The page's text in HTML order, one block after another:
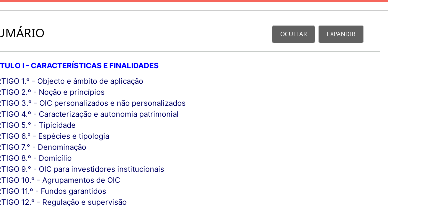
OCULTAR EXPANDIR
I - CARACTERÍSTICAS E FINALIDADES
1.º - Objecto e âmbito de aplicação
2.º - Noção e princípios
3.º - OIC personalizados e não personalizados
4.º - Caracterização e autonomia patrimonial
5.° - Tipicidade
6.° - Espécies e tipologia
7.° - Denominação
8.º - Domicílio
9.° - OIC para investidores institucionais
10.º - Agrupamentos de OIC
11.º - Fundos garantidos
12.º - Regulação e supervisão